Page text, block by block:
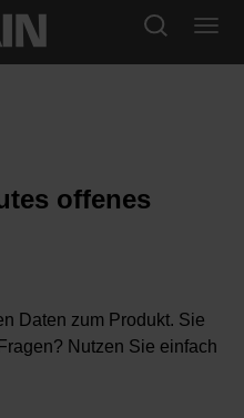
offenes
Daten zum Produkt. Sie
Nutzen Sie einfach